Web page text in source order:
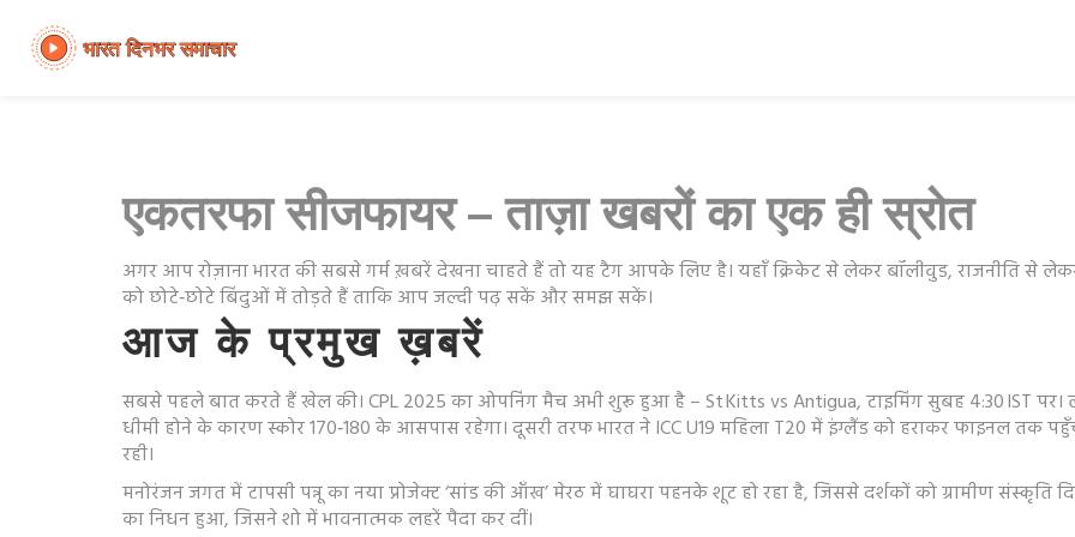
एकतरफा सीजफायर – ताज़ा खबरों का एक ही स्रोत
अगर आप रोज़ाना भारत की सबसे गर्म ख़बरें देखना चाहते हैं तो यह टैग आपके लिए है। यहाँ क्रिकेट से लेकर बॉलीवुड, राजनीति से
को छोटे‑छोटे बिंदुओं में तोड़ते हैं ताकि आप जल्दी पढ़ सकें और समझ सकें।
आज के प्रमुख ख़बरें
सबसे पहले बात करते हैं खेल की। CPL 2025 का ओपनिंग मैच अभी शुरू हुआ है – St Kitts vs Antigua, टाइमिंग सुबह 4:30 IST पर।
धीमी होने के कारण स्कोर 170‑180 के आसपास रहेगा। दूसरी तरफ भारत ने ICC U19 महिला T20 में इंग्लैंड को हराकर फाइनल तक
रही।
मनोरंजन जगत में टापसी पन्नू का नया प्रोजेक्ट ‘सांड की आँख’ मेरठ में घाघरा पहनके शूट हो रहा है, जिससे दर्शकों को ग्रामीण संस्कृति
का निधन हुआ, जिसने शो में भावनात्मक लहरें पैदा कर दीं।